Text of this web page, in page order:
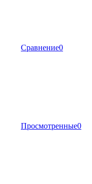
Сравнение0
Просмотренные0